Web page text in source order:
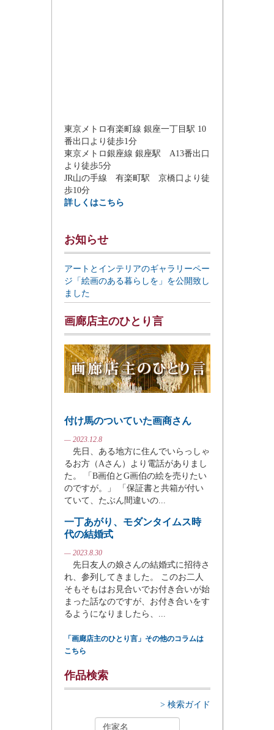
東京メトロ有楽町線 銀座一丁目駅 10
番出口より徒歩1分
東京メトロ銀座線 銀座駅 A13番出口
より徒歩5分
JR山の手線 有楽町駅 京橋口より徒
歩10分
詳しくはこちら
お知らせ
アートとインテリアのギャラリーペー
ジ「絵画のある暮らしを」を公開致し
ました
画廊店主のひとり言
付け馬のついていた画商さん
— 2023.12.8
先日、ある地方に住んでいらっしゃ
るお方（Aさん）より電話がありまし
た。 「B画伯とG画伯の絵を売りたい
のですが。」 「保証書と共箱が付い
ていて、たぶん間違いの...
一丁あがり、モダンタイムス時
代の結婚式
— 2023.8.30
先日友人の娘さんの結婚式に招待さ
れ、参列してきました。 このお二人
そもそもはお見合いでお付き合いが始
まった話なのですが、お付き合いをす
るようになりましたら、...
「画廊店主のひとり言」その他のコラムは
こちら
作品検索
> 検索ガイド